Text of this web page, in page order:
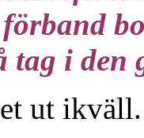
förband
tag i den
ut ikväll.